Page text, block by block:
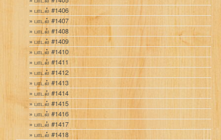
பாடல் #1406
பாடல் #1407
பாடல் #1408
பாடல் #1409
பாடல் #1410
பாடல் #1411
பாடல் #1412
பாடல் #1413
பாடல் #1414
பாடல் #1415
பாடல் #1416
பாடல் #1417
பாடல் #1418